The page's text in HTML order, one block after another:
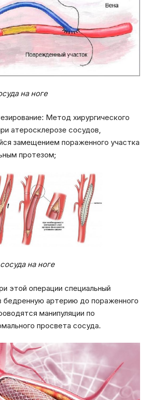
на ноге
Метод хирургического
атеросклерозе сосудов,
замещением пораженного участка
протезом;
на ноге
этой операции специальный
бедренную артерию до пораженного
манипуляции по
просвета сосуда.